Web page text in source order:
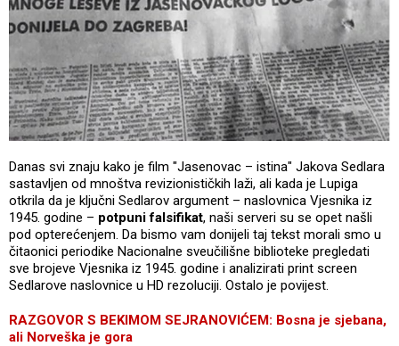
Danas svi znaju kako je film "Jasenovac – istina" Jakova Sedlara
sastavljen od mnoštva revizionističkih laži, ali kada je Lupiga
otkrila da je ključni Sedlarov argument – naslovnica Vjesnika iz
1945. godine – potpuni falsifikat, naši serveri su se opet našli
pod opterećenjem. Da bismo vam donijeli taj tekst morali smo u
čitaonici periodike Nacionalne sveučilišne biblioteke pregledati
sve brojeve Vjesnika iz 1945. godine i analizirati print screen
Sedlarove naslovnice u HD rezoluciji. Ostalo je povijest.
RAZGOVOR S BEKIMOM SEJRANOVIĆEM: Bosna je sjebana,
ali Norveška je gora